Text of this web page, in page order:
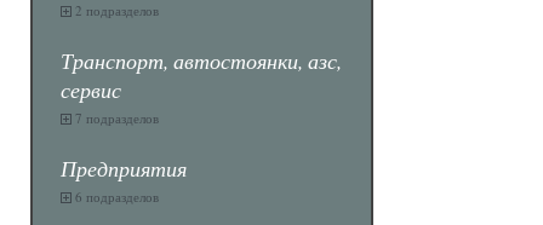
2 подразделов
Транспорт, автостоянки, азс,
сервис
7 подразделов
Предприятия
6 подразделов